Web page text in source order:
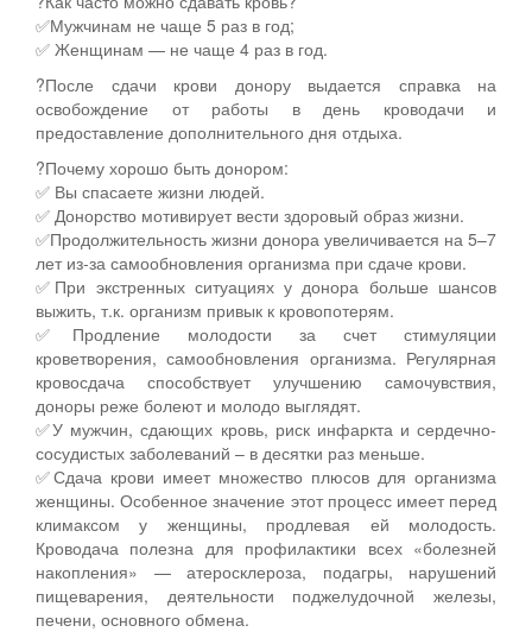
✅Мужчинам не чаще 5 раз в год;
✅ Женщинам — не чаще 4 раз в год.
?После сдачи крови донору выдается справка на
освобождение от работы в день кроводачи и
предоставление дополнительного дня отдыха.
?Почему хорошо быть донором:
✅ Вы спасаете жизни людей.
✅ Донорство мотивирует вести здоровый образ жизни.
✅Продолжительность жизни донора увеличивается на 5–7
лет из-за самообновления организма при сдаче крови.
✅При экстренных ситуациях у донора больше шансов
выжить, т.к. организм привык к кровопотерям.
✅Продление молодости за счет стимуляции
кроветворения, самообновления организма. Регулярная
кровосдача способствует улучшению самочувствия,
доноры реже болеют и молодо выглядят.
✅У мужчин, сдающих кровь, риск инфаркта и сердечно-
сосудистых заболеваний – в десятки раз меньше.
✅Сдача крови имеет множество плюсов для организма
женщины. Особенное значение этот процесс имеет перед
климаксом у женщины, продлевая ей молодость.
Кроводача полезна для профилактики всех «болезней
накопления» — атеросклероза, подагры, нарушений
пищеварения, деятельности поджелудочной железы,
печени, основного обмена.